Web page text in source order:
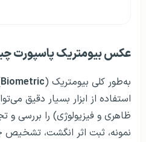
عکس بیومتریک پاسپورت
به‌طور کلی بیومتریک (Biometric
استفاده از ابزار بسیار دقیق
ظاهری و فیزیولوژی) را بررسی و
نمونه، ثبت اثر انگشت،